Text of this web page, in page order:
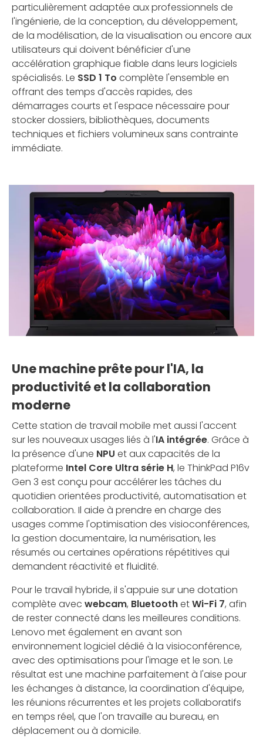
particulièrement adaptée aux professionnels de
l'ingénierie, de la conception, du développement,
de la modélisation, de la visualisation ou encore aux
utilisateurs qui doivent bénéficier d'une
accélération graphique fiable dans leurs logiciels
spécialisés. Le SSD 1 To complète l'ensemble en
offrant des temps d'accès rapides, des
démarrages courts et l'espace nécessaire pour
stocker dossiers, bibliothèques, documents
techniques et fichiers volumineux sans contrainte
immédiate.
Une machine prête pour l'IA, la
productivité et la collaboration
moderne
Cette station de travail mobile met aussi l'accent
sur les nouveaux usages liés à l'IA intégrée. Grâce à
la présence d'une NPU et aux capacités de la
plateforme Intel Core Ultra série H, le ThinkPad P16v
Gen 3 est conçu pour accélérer les tâches du
quotidien orientées productivité, automatisation et
collaboration. Il aide à prendre en charge des
usages comme l'optimisation des visioconférences,
la gestion documentaire, la numérisation, les
résumés ou certaines opérations répétitives qui
demandent réactivité et fluidité.
Pour le travail hybride, il s'appuie sur une dotation
complète avec webcam, BluetoothetWi-Fi 7, afin
de rester connecté dans les meilleures conditions.
Lenovo met également en avant son
environnement logiciel dédié à la visioconférence,
avec des optimisations pour l'image et le son. Le
résultat est une machine parfaitement à l'aise pour
les échanges à distance, la coordination d'équipe,
les réunions récurrentes et les projets collaboratifs
en temps réel, que l'on travaille au bureau, en
déplacement ou à domicile.